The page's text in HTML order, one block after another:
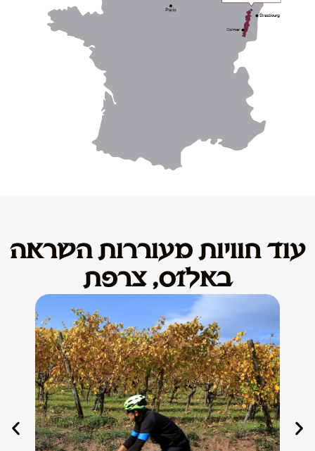
עוד חוויות מעוררות השראה
באלזס, צרפת